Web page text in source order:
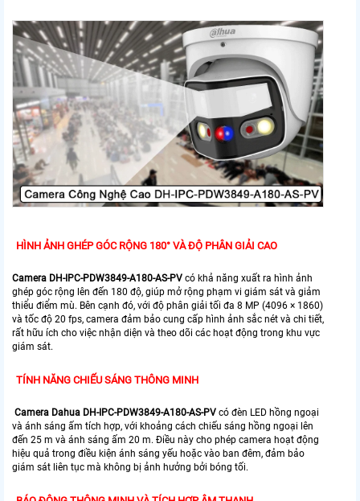
HÌNH ẢNH GHÉP GÓC RỘNG 180° VÀ ĐỘ PHÂN GIẢI CAO
Camera DH-IPC-PDW3849-A180-AS-PV có khả năng xuất ra hình ảnh
ghép góc rộng lên đến 180 độ, giúp mở rộng phạm vi giám sát và giảm
thiểu điểm mù. Bên cạnh đó, với độ phân giải tối đa 8 MP (4096 × 1860)
và tốc độ 20 fps, camera đảm bảo cung cấp hình ảnh sắc nét và chi tiết,
rất hữu ích cho việc nhận diện và theo dõi các hoạt động trong khu vực
giám sát.
TÍNH NĂNG CHIẾU SÁNG THÔNG MINH
Camera Dahua DH-IPC-PDW3849-A180-AS-PV có đèn LED hồng ngoại
và ánh sáng ấm tích hợp, với khoảng cách chiếu sáng hồng ngoại lên
đến 25 m và ánh sáng ấm 20 m. Điều này cho phép camera hoạt động
hiệu quả trong điều kiện ánh sáng yếu hoặc vào ban đêm, đảm bảo
giám sát liên tục mà không bị ảnh hưởng bởi bóng tối.